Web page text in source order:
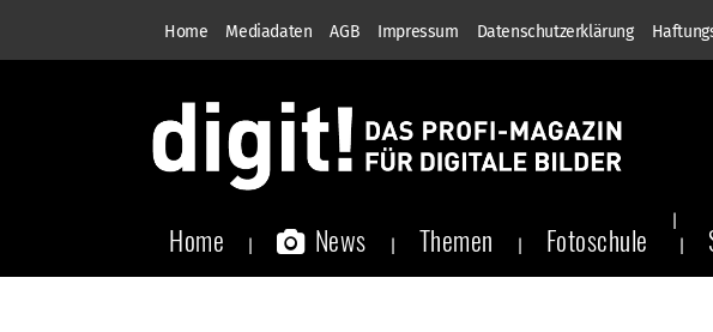
Home Mediadaten AGB Impressum Datenschutzerklärung
Home News Themen Fotoschule